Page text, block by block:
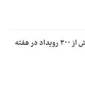
برگزاری بیش از ۳۰۰ رویداد در هفته